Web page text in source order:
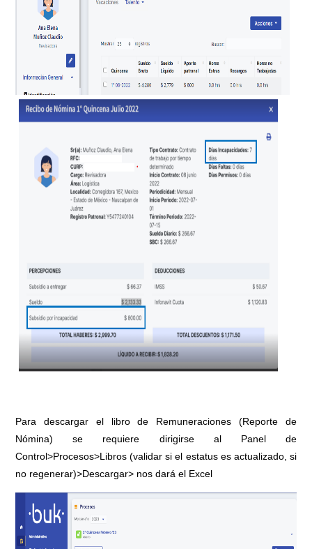
Para descargar el libro de Remuneraciones (Reporte de
Nómina) se requiere dirigirse al Panel de
Control>Procesos>Libros (validar si el estatus es actualizado, si
no regenerar)>Descargar> nos dará el Excel